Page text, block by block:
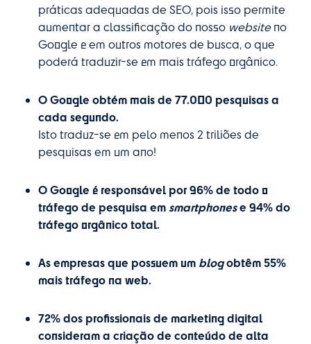
práticas adequadas de SEO, pois isso permite
aumentar a classificação do nosso websiteno
Google e em outros motores de busca, o que
poderá traduzir-se em mais tráfego orgânico.
O Google obtém mais de 77.000 pesquisas a
cada segundo.
Isto traduz-se em pelo menos 2 triliões de
pesquisas em um ano!
O Google é responsável por 96% de todo o
tráfego de pesquisa em smartphonese 94% do
tráfego orgânico total.
As empresas que possuem um blogobtêm 55%
mais tráfego na web.
72% dos profissionais de marketing digital
consideram a criação de conteúdo de alta